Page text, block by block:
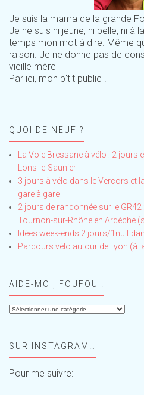
Je suis la mama de la grande
Je ne suis ni jeune, ni belle, ni à
temps mon mot à dire. Même
raison. Je ne donne pas de
vieille mère
Par ici, mon p'tit public !
QUOI DE NEUF ?
La Voie Bressane à vélo : 2 jours
Lons-le-Saunier
3 jours à vélo dans le Vercors et
gare à gare
2 jours de randonnée sur le
Tournon-sur-Rhône en Ardèche
Idées week-ends 2 jours/1nuit
Parcours vélo autour de Lyon (à
AIDE-MOI, FOUFOU !
Aide-
!SUR INSTAGRAM…
Pour me suivre: